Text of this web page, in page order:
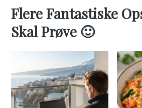
Flere Fantastiske
Skal Prøve 🙂